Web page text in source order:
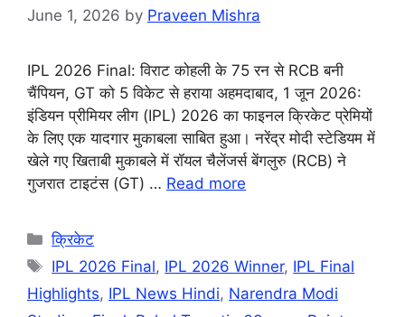
June 1, 2026 by Praveen Mishra
IPL 2026 Final: विराट कोहली के 75 रन से RCB बनी
चैंपियन, GT को 5 विकेट से हराया अहमदाबाद, 1 जून 2026:
इंडियन प्रीमियर लीग (IPL) 2026 का फाइनल क्रिकेट प्रेमियों
के लिए एक यादगार मुकाबला साबित हुआ। नरेंद्र मोदी स्टेडियम में
खेले गए खिताबी मुकाबले में रॉयल चैलेंजर्स बेंगलुरु (RCB) ने
गुजरात टाइटंस (GT) … Read more
Categories
क्रिकेट
Tags
IPL 2026 Final, IPL 2026 Winner, IPL Final
Highlights, IPL News Hindi, Narendra Modi